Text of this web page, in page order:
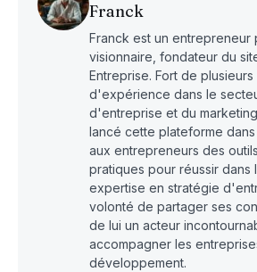
Franck
Franck est un entrepreneur
visionnaire, fondateur du
Entreprise. Fort de plusieurs
d'expérience dans le
d'entreprise et du
lancé cette plateforme
aux entrepreneurs des
pratiques pour réussir dans
expertise en stratégie
volonté de partager ses
de lui un acteur
accompagner les
développement.